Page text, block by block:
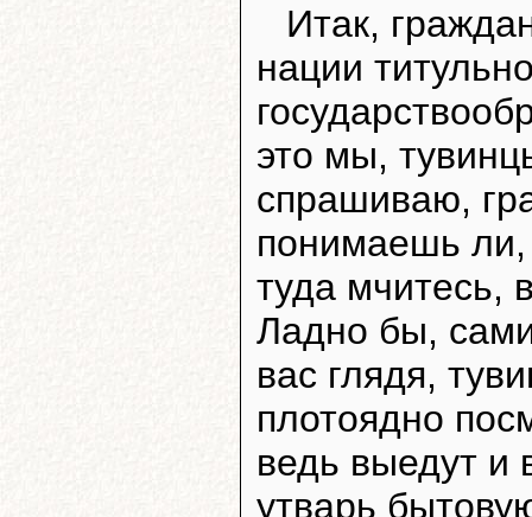
Итак,
нации
это мы,
спрашиваю,
понимаешь
туда мчитесь,
Ладно бы,
вас глядя,
плотоядно
ведь выедут и
утварь